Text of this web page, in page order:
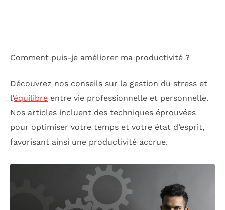
Comment puis-je améliorer ma productivité ?
Découvrez nos conseils sur la gestion du stress et
l’équilibre entre vie professionnelle et personnelle.
Nos articles incluent des techniques éprouvées
pour optimiser votre temps et votre état d’esprit,
favorisant ainsi une productivité accrue.